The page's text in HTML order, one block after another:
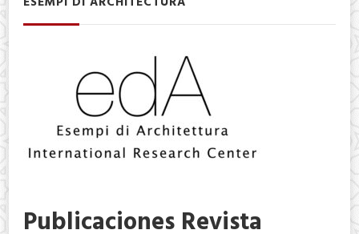
Publicaciones Revista